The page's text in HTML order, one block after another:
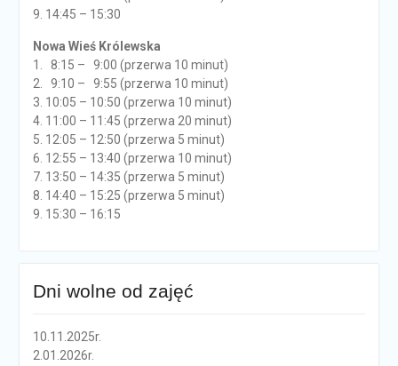
9. 14:45 – 15:30
Nowa Wieś Królewska
1. 8:15 – 9:00 (przerwa 10 minut)
2. 9:10 – 9:55 (przerwa 10 minut)
3. 10:05 – 10:50 (przerwa 10 minut)
4. 11:00 – 11:45 (przerwa 20 minut)
5. 12:05 – 12:50 (przerwa 5 minut)
6. 12:55 – 13:40 (przerwa 10 minut)
7. 13:50 – 14:35 (przerwa 5 minut)
8. 14:40 – 15:25 (przerwa 5 minut)
9. 15:30 – 16:15
Dni wolne od zajęć
10.11.2025r.
2.01.2026r.